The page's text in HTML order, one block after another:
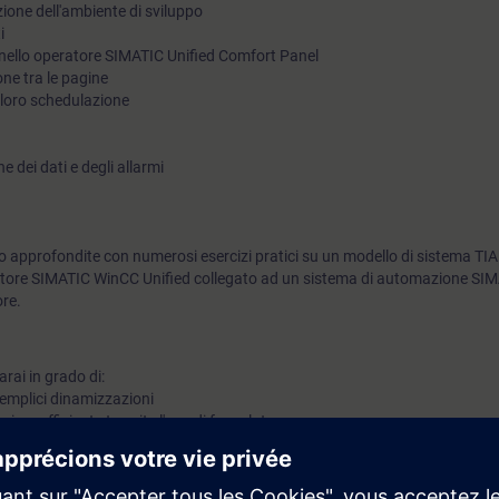
dell'ambiente di sviluppo
operatore SIMATIC Unified Comfort Panel
tra le pagine
schedulazione
dei dati e degli allarmi
approfondite con numerosi esercizi pratici su un modello di sistema
SIMATIC WinCC Unified collegato ad un sistema di automazione
in grado di:
dinamizzazioni
efficiente tramite l'uso di faceplate